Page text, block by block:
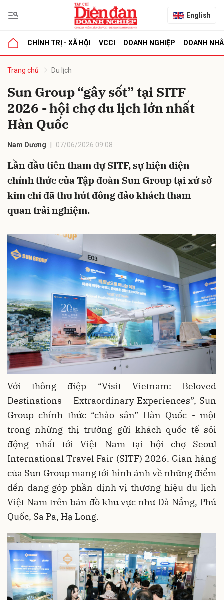
English
CHÍNH TRỊ - XÃ HỘI VCCI DOANH NGHIỆP DOANH
Trang chủ Du lịch
Sun Group “gây sốt” tại SITF
2026 - hội chợ du lịch lớn nhất
Hàn Quốc
Nam Dương 07/06/2026 09:08
Lần đầu tiên tham dự SITF, sự hiện diện
chính thức của Tập đoàn Sun Group tại xứ sở
kim chi đã thu hút đông đảo khách tham
quan trải nghiệm.
Với thông điệp “Visit Vietnam: Beloved
Destinations – Extraordinary Experiences”, Sun
Group chính thức “chào sân” Hàn Quốc - một
trong những thị trường gửi khách quốc tế sôi
động nhất tới Việt Nam tại hội chợ Seoul
International Travel Fair (SITF) 2026. Gian hàng
của Sun Group mang tới hình ảnh về những điểm
đến đang góp phần định vị thương hiệu du lịch
Việt Nam trên bản đồ khu vực như Đà Nẵng, Phú
Quốc, Sa Pa, Hạ Long.
luận
Hủy